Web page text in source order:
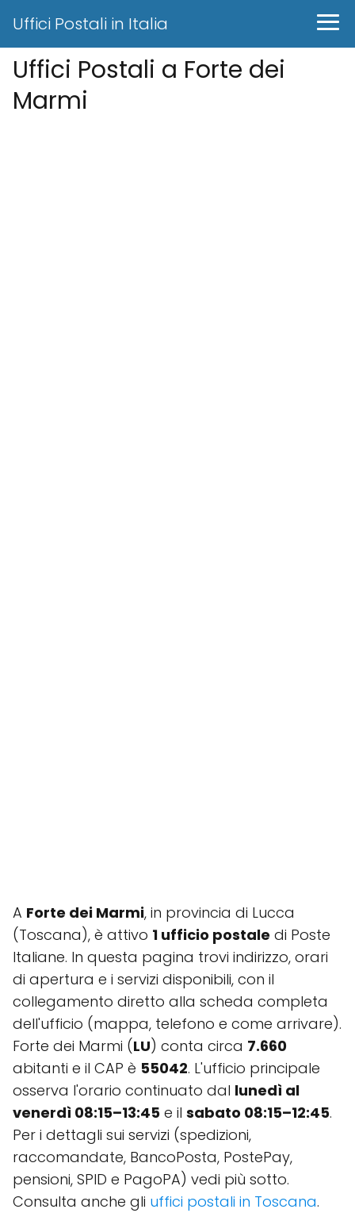
Uffici Postali in Italia
Uffici Postali a Forte dei
Marmi
A Forte dei Marmi, in provincia di Lucca
(Toscana), è attivo 1 ufficio postale di Poste
Italiane. In questa pagina trovi indirizzo, orari
di apertura e i servizi disponibili, con il
collegamento diretto alla scheda completa
dell'ufficio (mappa, telefono e come arrivare).
Forte dei Marmi (LU) conta circa 7.660
abitanti e il CAP è 55042. L'ufficio principale
osserva l'orario continuato dal lunedì al
venerdì 08:15–13:45 e il sabato 08:15–12:45.
Per i dettagli sui servizi (spedizioni,
raccomandate, BancoPosta, PostePay,
pensioni, SPID e PagoPA) vedi più sotto.
Consulta anche gli uffici postali in Toscana.